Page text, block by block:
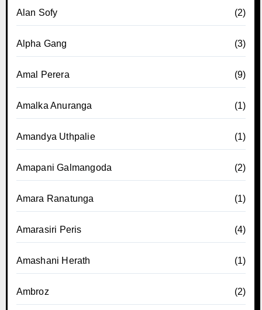
Alan Sofy (2)
Alpha Gang (3)
Amal Perera (9)
Amalka Anuranga (1)
Amandya Uthpalie (1)
Amapani Galmangoda (2)
Amara Ranatunga (1)
Amarasiri Peris (4)
Amashani Herath (1)
Ambroz (2)